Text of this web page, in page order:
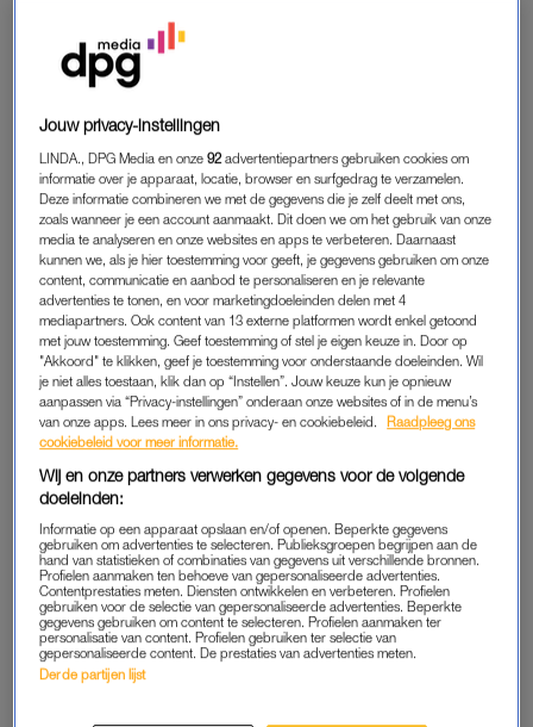
frustratie bij Johan Jelies in de nieuwste aflevering van
Jelies & Gnodde: Grote Gezinnen Emigreren
De pater familias krijgt in de tweede aflevering van het nieuwe
programma het voor zijn kiezen, als hij aan de pomp wil
afrekenen en zijn pas het ineens begeeft.
PANIEK BIJ JOHAN JELIES
Wat begint als een gewone ochtend – kinderen naar school,
tanken en weer door – verandert al snel in een moment van
stress voor Johan. De pas weigert dienst en hij staat met lege
handen bij de kassa.
“Je pas is verlopen”, zegt hij thuis zichtbaar geïrriteerd tegen
zijn vrouw Janneke. Zij probeert de gemoederen nog te
sussen: “Dat komt wel goed.” Maar Johan is al te ver in de
stress geschoten. “Ik baal, want nu heb je een schuld bij de
pomp.”
FRUSTRATIE
Janneke, die niet had gezien dat de geldigheidsdatum op haar
pas was verlopen, haalt haar schouders op. Johan ziet dat
Jouw privacy-instellingen
LINDA., DPG Media en onze92 advertentiepartners gebruiken cookies om
informatie over je apparaat, locatie, browser en surfgedrag te verzamelen.
Deze informatie combineren we met de gegevens die je zelf deelt met ons,
zoals wanneer je een account aanmaakt. Dit doen we om het gebruik van onze
media te analyseren en onze websites en apps te verbeteren. Daarnaast
kunnen we, als je hier toestemming voor geeft, je gegevens gebruiken om onze
content, communicatie en aanbod te personaliseren en je relevante
advertenties te tonen, en voor marketingdoeleinden delen met 4
mediapartners. Ook content van 13 externe platformen wordt enkel getoond
met jouw toestemming. Geef toestemming of stel je eigen keuze in. Door op
"Akkoord" te klikken, geef je toestemming voor onderstaande doeleinden. Wil
je niet alles toestaan, klik dan op “Instellen”. Jouw keuze kun je opnieuw
aanpassen via “Privacy-instellingen” onderaan onze websites of in de menu’s
van onze apps. Lees meer in ons privacy- en cookiebeleid.
Raadpleeg ons
cookiebeleid voor meer informatie.
Wij en onze partners verwerken gegevens voor de volgende
doeleinden:
Informatie op een apparaat opslaan en/of openen. Beperkte gegevens
gebruiken om advertenties te selecteren. Publieksgroepen begrijpen aan de
hand van statistieken of combinaties van gegevens uit verschillende bronnen.
Profielen aanmaken ten behoeve van gepersonaliseerde advertenties.
Contentprestaties meten. Diensten ontwikkelen en verbeteren. Profielen
gebruiken voor de selectie van gepersonaliseerde advertenties. Beperkte
gegevens gebruiken om content te selecteren. Profielen aanmaken ter
personalisatie van content. Profielen gebruiken ter selectie van
gepersonaliseerde content. De prestaties van advertenties meten.
Derde partijen lijst